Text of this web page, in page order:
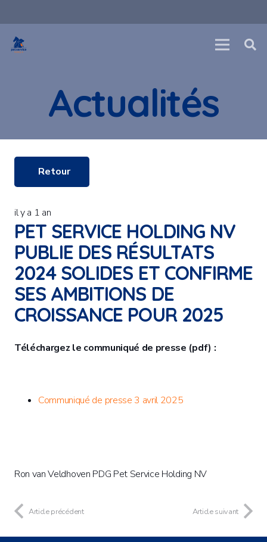
Actualités
Retour
il y a 1 an
PET SERVICE HOLDING NV
PUBLIE DES RÉSULTATS
2024 SOLIDES ET CONFIRME
SES AMBITIONS DE
CROISSANCE POUR 2025
Téléchargez le communiqué de presse (pdf) :
Communiqué de presse 3 avril 2025
Ron van Veldhoven PDG Pet Service Holding NV
Article précédent Article suivant